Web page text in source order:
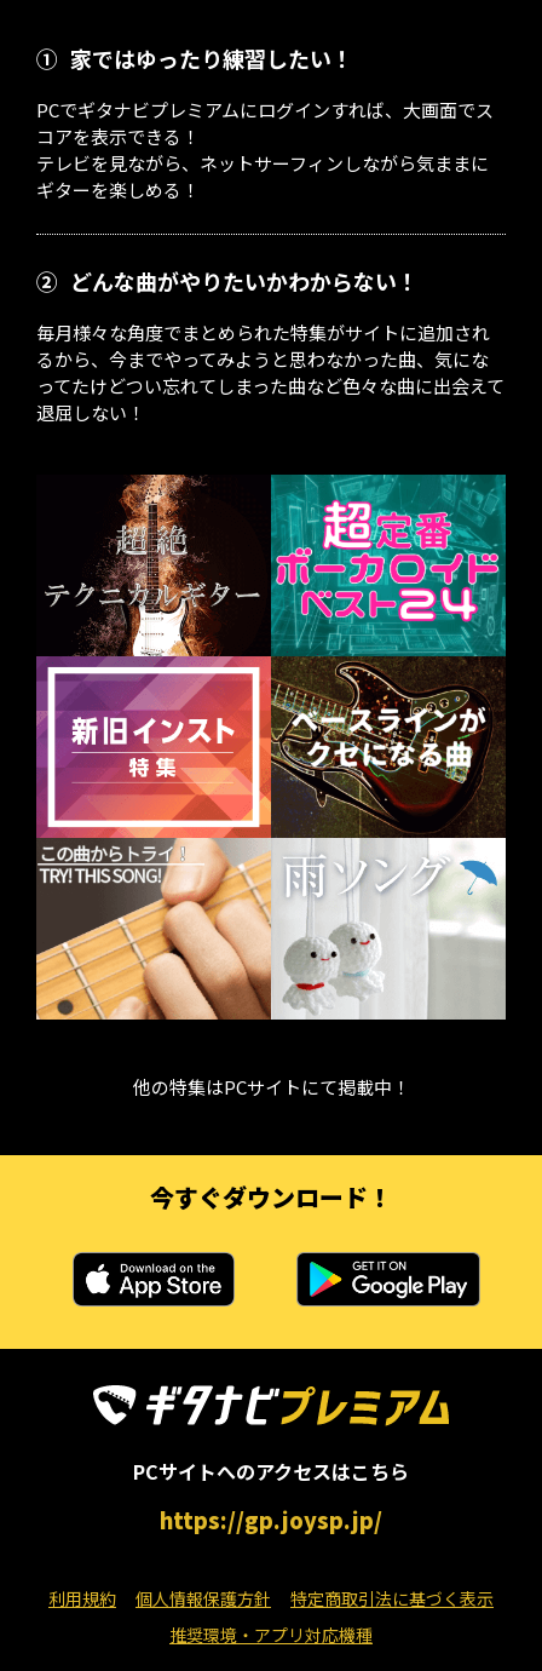
① 家ではゆったり練習したい！
PCでギタナビプレミアムにログインすれば、大画面でス
コアを表示できる！
テレビを見ながら、ネットサーフィンしながら気ままに
ギターを楽しめる！
② どんな曲がやりたいかわからない！
毎月様々な角度でまとめられた特集がサイトに追加され
るから、今までやってみようと思わなかった曲、気にな
ってたけどつい忘れてしまった曲など色々な曲に出会えて
退屈しない！
他の特集はPCサイトにて掲載中！
今すぐダウンロード！
PCサイトへのアクセスはこちら
https://gp.joysp.jp/
利用規約 個人情報保護方針
特定商取引法に基づく表示
推奨環境・アプリ対応機種